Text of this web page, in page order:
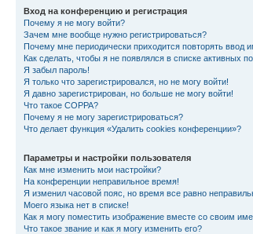
Вход на конференцию и регистрация
Почему я не могу войти?
Зачем мне вообще нужно регистрироваться?
Почему мне периодически приходится повторять ввод
Как сделать, чтобы я не появлялся в списке активных
Я забыл пароль!
Я только что зарегистрировался, но не могу войти!
Я давно зарегистрирован, но больше не могу войти!
Что такое COPPA?
Почему я не могу зарегистрироваться?
Что делает функция «Удалить cookies конференции»?
Параметры и настройки пользователя
Как мне изменить мои настройки?
На конференции неправильное время!
Я изменил часовой пояс, но время все равно
Моего языка нет в списке!
Как я могу поместить изображение вместе со своим
Что такое звание и как я могу изменить его?